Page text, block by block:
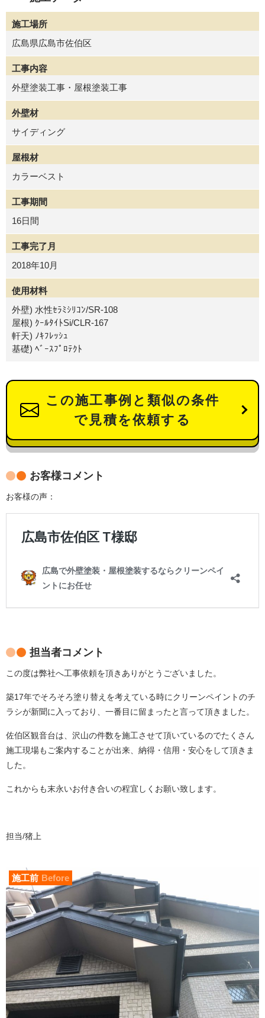
施工場所
広島県広島市佐伯区
工事内容
外壁塗装工事・屋根塗装工事
外壁材
サイディング
屋根材
カラーベスト
工事期間
16日間
工事完了月
2018年10月
使用材料
外壁) 水性ｾﾗﾐｼﾘｺﾝ/SR-108
屋根) ｸｰﾙﾀｲﾄSi/CLR-167
軒天) ﾉｷﾌﾚｯｼｭ
基礎) ﾍﾞｰｽﾌﾟﾛﾃｸﾄ
この施工事例と類似の条件
で見積を依頼する
お客様コメント
お客様の声：
担当者コメント
この度は弊社へ工事依頼を頂きありがとうございました。
築17年でそろそろ塗り替えを考えている時にクリーンペイントのチ
ラシが新聞に入っており、一番目に留まったと言って頂きました。
佐伯区観音台は、沢山の件数を施工させて頂いているのでたくさん
施工現場もご案内することが出来、納得・信用・安心をして頂きま
した。
これからも末永いお付き合いの程宜しくお願い致します。
担当/猪上
施工前 Before